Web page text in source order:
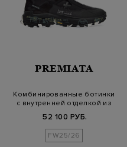
PREMIATA
Комбинированные ботинки
с внутренней отделкой из
52 100 РУБ.
FW25/26